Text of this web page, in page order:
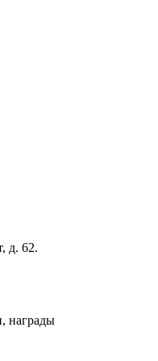
д. 62.
награды